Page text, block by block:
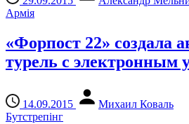
Армія
«Форпост 22» создала
турель с электронным
14.09.2015
Михаил Коваль
Бутстрепінг